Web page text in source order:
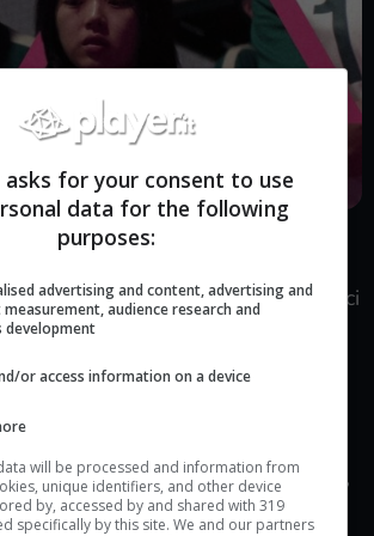
La risposta di Netflix (Foto: Instagram
– player.it
streaming ha già confermato che ci
ultima stagione
E sappiamo già su cosa si
stagione dovrà risolvere la
hun e Front Man
parte di Gi-hun di fermare il gioco,
un climax con un bel colpo di
for your consent to use
data for the following
purposes:
advertising and content, advertising and
audience research and
development
or access information on a device
will be processed and information from
unique identifiers, and other device
by, accessed by and shared with 319
specifically by this site. We and our partners